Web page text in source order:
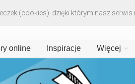
online Inspiracje Więcej
(cookies), dzięki którym nasz serwis